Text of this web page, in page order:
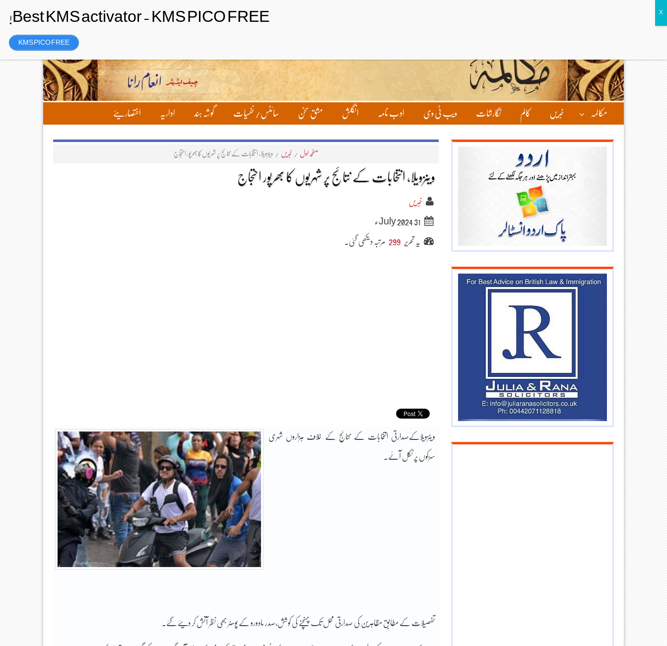
Friday، 7 August 2026ء لاگ ان رجسٹر
مکالمہ خبریں کالم نگارشات ویب ٹی وی ادب نامہ انگلش مشق سخن سائنس/ نفسیات گوشہ ہند اداریہ اختصاریئے
صفحہ اول / خبریں / وینزویلا، انتخابات کے نتائج پر شہریوں کا بھرپور احتجاج
وینزویلا، انتخابات کے نتائج پر شہریوں کا بھرپور احتجاج
خبریں
31 July 2024ء
یہ تحریر 299 مرتبہ دیکھی گئی۔
وینزویلاکےصدارتی انتخابات کے نتائج کے خلاف ہزاروں شہری
سڑکوں پر نکل آئے۔
تفصیلات کے مطابق مظاہرین کی صدارتی محل تک پہنچنے کی کوشش،صدر مادورو کے پوسٹر بھی نظر آتش کر دیئے گئے۔
KMS PICO FREE